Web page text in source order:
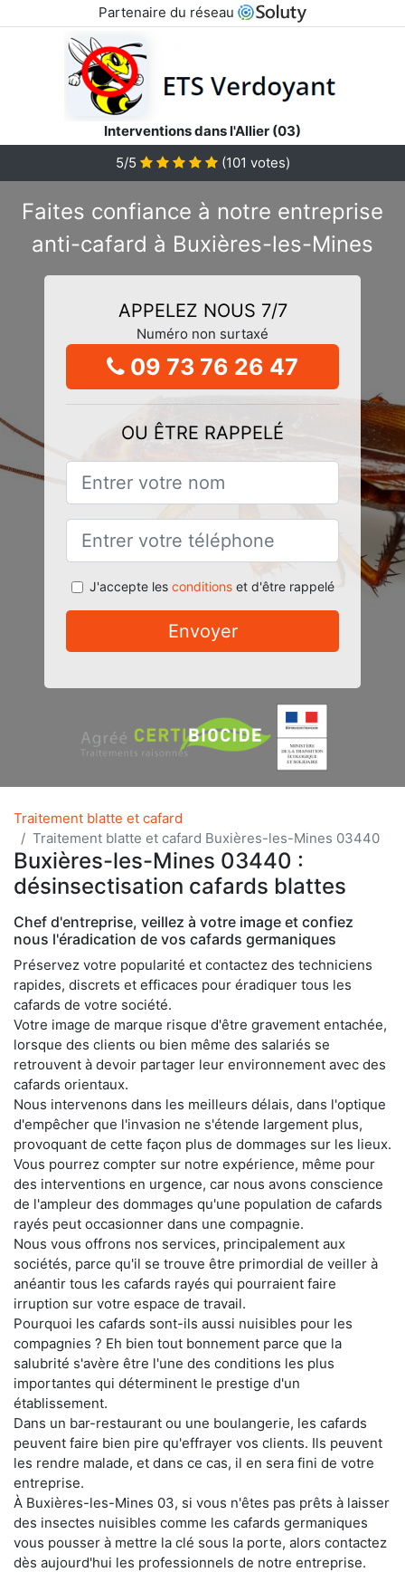
Partenaire du réseau
Interventions dans l'Allier (03)
5/5
(101 votes)
Faites confiance à notre entreprise
anti-cafard à Buxières-les-Mines
APPELEZ NOUS 7/7
Numéro non surtaxé
09 73 76 26 47
OU ÊTRE RAPPELÉ
J'accepte les conditionset d'être rappelé
Envoyer
Traitement blatte et cafard
Traitement blatte et cafard Buxières-les-Mines 03440
Buxières-les-Mines 03440 :
désinsectisation cafards blattes
Chef d'entreprise, veillez à votre image et confiez
nous l'éradication de vos cafards germaniques
Préservez votre popularité et contactez des techniciens
rapides, discrets et efficaces pour éradiquer tous les
cafards de votre société.
Votre image de marque risque d'être gravement entachée,
lorsque des clients ou bien même des salariés se
retrouvent à devoir partager leur environnement avec des
cafards orientaux.
Nous intervenons dans les meilleurs délais, dans l'optique
d'empêcher que l'invasion ne s'étende largement plus,
provoquant de cette façon plus de dommages sur les lieux.
Vous pourrez compter sur notre expérience, même pour
des interventions en urgence, car nous avons conscience
de l'ampleur des dommages qu'une population de cafards
rayés peut occasionner dans une compagnie.
Nous vous offrons nos services, principalement aux
sociétés, parce qu'il se trouve être primordial de veiller à
anéantir tous les cafards rayés qui pourraient faire
irruption sur votre espace de travail.
Pourquoi les cafards sont-ils aussi nuisibles pour les
compagnies ? Eh bien tout bonnement parce que la
salubrité s'avère être l'une des conditions les plus
importantes qui déterminent le prestige d'un
établissement.
Dans un bar-restaurant ou une boulangerie, les cafards
peuvent faire bien pire qu'effrayer vos clients. Ils peuvent
les rendre malade, et dans ce cas, il en sera fini de votre
entreprise.
À Buxières-les-Mines 03, si vous n'êtes pas prêts à laisser
des insectes nuisibles comme les cafards germaniques
vous pousser à mettre la clé sous la porte, alors contactez
dès aujourd'hui les professionnels de notre entreprise.